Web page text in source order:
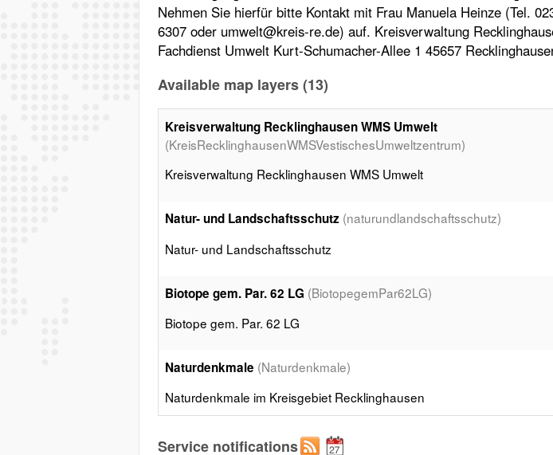
Nehmen Sie hierfür bitte Kontakt mit Frau Manuela Heinze (Tel.
6307 oder umwelt@kreis-re.de) auf. Kreisverwaltung
Fachdienst Umwelt Kurt-Schumacher-Allee 1 45657
Available map layers (13)
Kreisverwaltung Recklinghausen WMS Umwelt
(KreisRecklinghausenWMSVestischesUmweltzentrum)
Kreisverwaltung Recklinghausen WMS Umwelt
Natur- und Landschaftsschutz (naturundlandschaftsschutz)
Natur- und Landschaftsschutz
Biotope gem. Par. 62 LG (BiotopegemPar62LG)
Biotope gem. Par. 62 LG
Naturdenkmale (Naturdenkmale)
Naturdenkmale im Kreisgebiet Recklinghausen
FFH bzw. Natura 2000 - Gebiete
Service notifications